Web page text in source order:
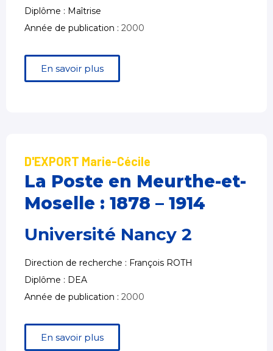
Diplôme : Maîtrise
Année de publication : 2000
En savoir plus
D'EXPORT Marie-Cécile
La Poste en Meurthe-et-
Moselle : 1878 – 1914
Université Nancy 2
Direction de recherche : François ROTH
Diplôme : DEA
Année de publication : 2000
En savoir plus